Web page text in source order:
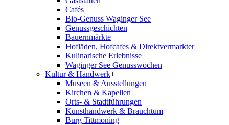
Cafés
Bio-Genuss Waginger See
Genussgeschichten
Bauernmärkte
Hofläden, Hofcafes & Direktvermarkter
Kulinarische Erlebnisse
Waginger See Genusswochen
Kultur & Handwerk+
Museen & Ausstellungen
Kirchen & Kapellen
Orts- & Stadtführungen
Kunsthandwerk & Brauchtum
Burg Tittmoning